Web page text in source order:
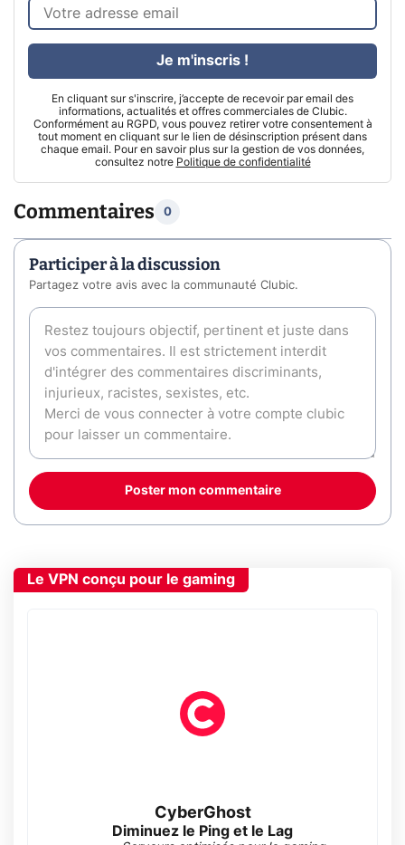
En cliquant sur s'inscrire, j’accepte de recevoir par email des
informations, actualités et offres commerciales de Clubic.
Conformément au RGPD, vous pouvez retirer votre consentement à
tout moment en cliquant sur le lien de désinscription présent dans
chaque email. Pour en savoir plus sur la gestion de vos données,
consultez notre Politique de confidentialité
Je m'inscris !
Commentaires 0
Participer à la discussion
Partagez votre avis avec la communauté Clubic.
Poster mon commentaire
Le VPN conçu pour le gaming
CyberGhost
Diminuez le Ping et le Lag